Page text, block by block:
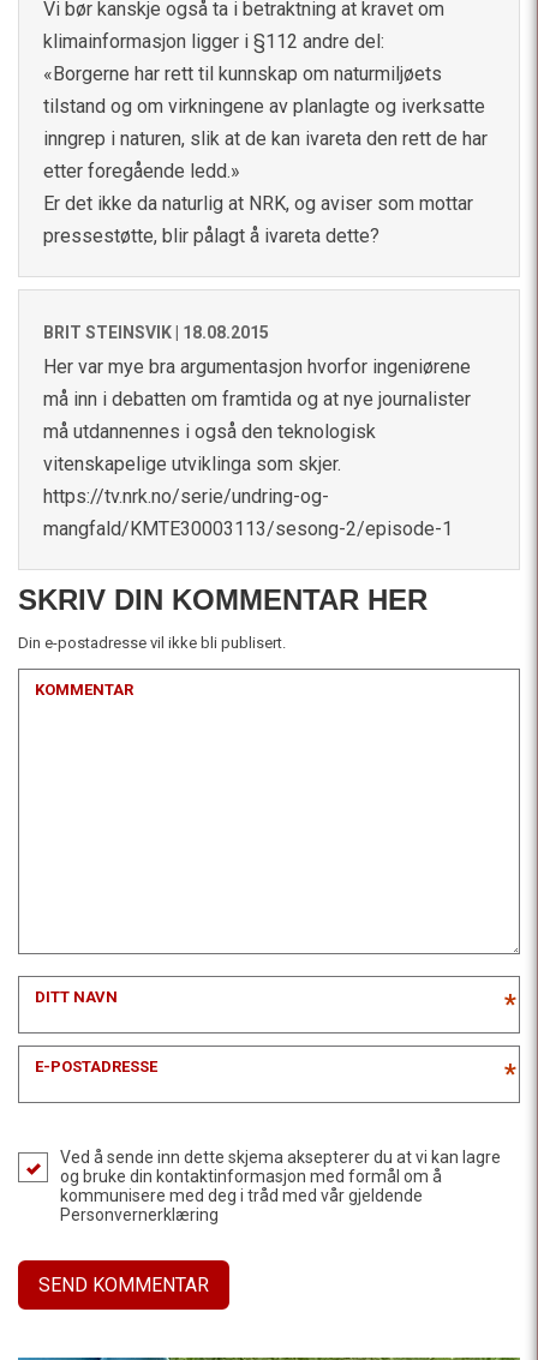
Vi bør kanskje også ta i betraktning at kravet om
klimainformasjon ligger i §112 andre del:
«Borgerne har rett til kunnskap om naturmiljøets
tilstand og om virkningene av planlagte og iverksatte
inngrep i naturen, slik at de kan ivareta den rett de har
etter foregående ledd.»
Er det ikke da naturlig at NRK, og aviser som mottar
pressestøtte, blir pålagt å ivareta dette?
BRIT STEINSVIK | 18.08.2015
Her var mye bra argumentasjon hvorfor ingeniørene
må inn i debatten om framtida og at nye journalister
må utdannennes i også den teknologisk
vitenskapelige utviklinga som skjer.
https://tv.nrk.no/serie/undring-og-
mangfald/KMTE30003113/sesong-2/episode-1
SKRIV DIN KOMMENTAR HER
Din e-postadresse vil ikke bli publisert.
KOMMENTAR
DITT NAVN *
E-POSTADRESSE *
Ved å sende inn dette skjema aksepterer du at vi kan lagre
og bruke din kontaktinformasjon med formål om å
kommunisere med deg i tråd med vår gjeldende
Personvernerklæring